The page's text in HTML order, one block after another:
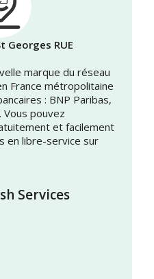
Georges RUE
marque du réseau
France métropolitaine
: BNP Paribas,
Vous pouvez
et facilement
en libre-service sur
Services